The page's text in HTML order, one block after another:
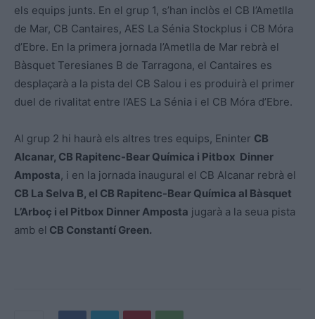
els equips junts. En el grup 1, s’han inclòs el CB l’Ametlla
de Mar, CB Cantaires, AES La Sénia Stockplus i CB Móra
d’Ebre. En la primera jornada l’Ametlla de Mar rebrà el
Bàsquet Teresianes B de Tarragona, el Cantaires es
desplaçarà a la pista del CB Salou i es produirà el primer
duel de rivalitat entre l’AES La Sénia i el CB Móra d’Ebre.
Al grup 2 hi haurà els altres tres equips, Eninter CB
Alcanar, CB Rapitenc-Bear Química i Pitbox Dinner
Amposta, i en la jornada inaugural el CB Alcanar rebrà el
CB La Selva B, el CB Rapitenc-Bear Química al Bàsquet
L’Arboç i el Pitbox Dinner Amposta jugarà a la seua pista
amb el CB Constantí Green.